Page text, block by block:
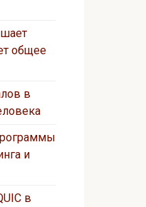
общее
в
и
в